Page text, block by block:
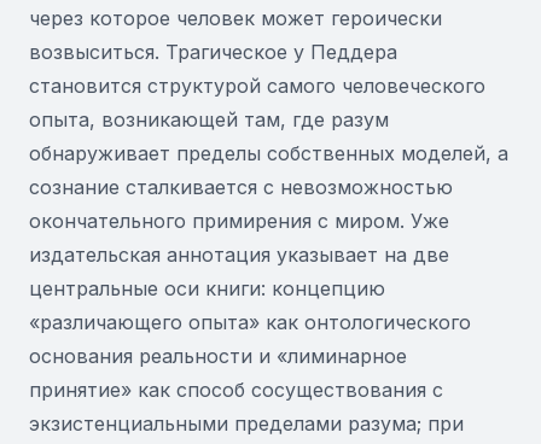
через которое человек может героически
возвыситься. Трагическое у Педдера
становится структурой самого человеческого
опыта, возникающей там, где разум
обнаруживает пределы собственных моделей, а
сознание сталкивается с невозможностью
окончательного примирения с миром. Уже
издательская аннотация указывает на две
центральные оси книги: концепцию
«различающего опыта» как онтологического
основания реальности и «лиминарное
принятие» как способ сосуществования с
экзистенциальными пределами разума; при